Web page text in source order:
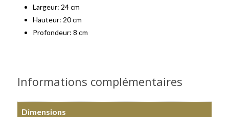
Largeur: 24 cm
Hauteur: 20 cm
Profondeur: 8 cm
Informations complémentaires
Dimensions